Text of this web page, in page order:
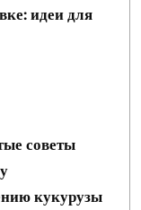
идеи для
советы
кукурузы